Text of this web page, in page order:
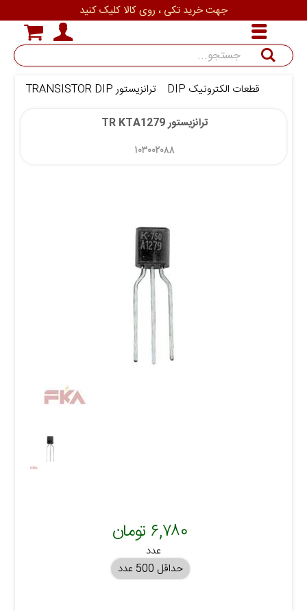
قطعات الکترونیک DIP ترانزیستور TRANSISTOR DIP
ترانزیستور TR KTA1279
۱۰۳۰۰۲۰۸۸
۶,۷۸۰ تومان
عدد
حداقل 500 عدد
جهت خرید تکی ، روی کالا کلیک کنید